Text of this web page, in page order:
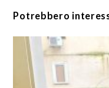
Potrebbero